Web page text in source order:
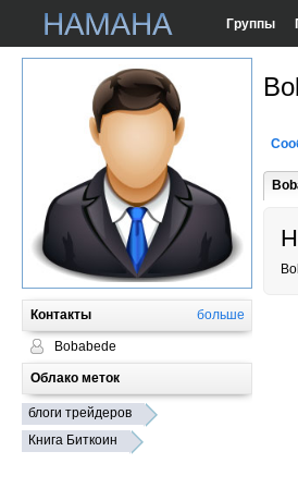
Группы
Контакты больше
Bobabede
Облако меток
блоги трейдеров
Книга Биткоин